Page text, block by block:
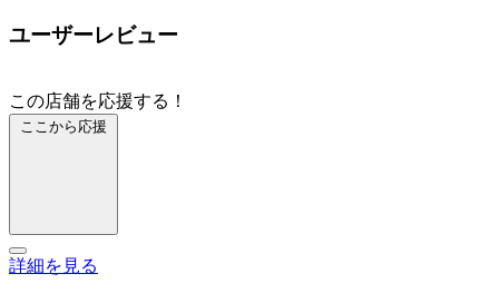
ユーザーレビュー
この店舗を応援する！
ここから応援
詳細を見る